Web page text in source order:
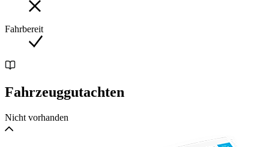
Fahrbereit
Fahrzeuggutachten
Nicht vorhanden